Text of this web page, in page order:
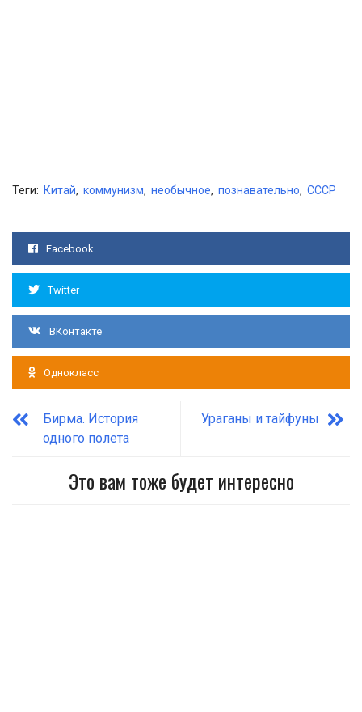
Теги: Китай, коммунизм, необычное, познавательно, СССР
Facebook
Twitter
ВКонтакте
Однокласс
Бирма. История
одного полета
Ураганы и тайфуны
Это вам тоже будет интересно